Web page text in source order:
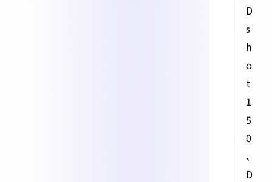
D
s
h
o
t
1
5
0
、
D